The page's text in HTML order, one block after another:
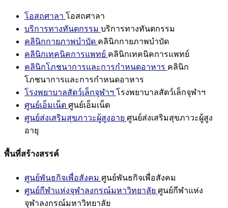
โอสถศาลา โอสถศาลา
บริการทางทันตกรรม บริการทางทันตกรรม
คลินิกกายภาพบำบัด คลินิกกายภาพบำบัด
คลินิกเทคนิคการแพทย์ คลินิกเทคนิคการแพทย์
คลินิกโภชนาการและการกำหนดอาหาร คลินิก
โภชนาการและการกำหนดอาหาร
โรงพยาบาลสัตว์เล็กจุฬาฯ โรงพยาบาลสัตว์เล็กจุฬาฯ
ศูนย์เอ็มเน็ต ศูนย์เอ็มเน็ต
ศูนย์ส่งเสริมสุขภาวะผู้สูงอายุ ศูนย์ส่งเสริมสุขภาวะผู้สูง
อายุ
พื้นที่สร้างสรรค์
ศูนย์พันธกิจเพื่อสังคม ศูนย์พันธกิจเพื่อสังคม
ศูนย์กีฬาแห่งจุฬาลงกรณ์มหาวิทยาลัย ศูนย์กีฬาแห่ง
จุฬาลงกรณ์มหาวิทยาลัย